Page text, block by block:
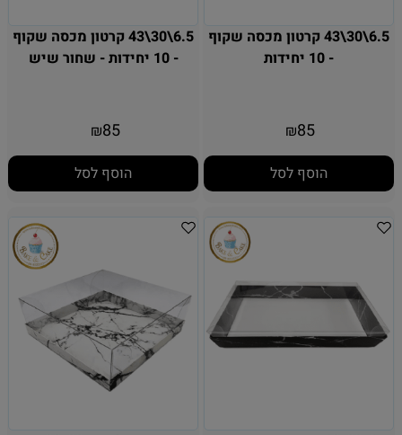
6.5\30\43 קרטון מכסה שקוף
- 10 יחידות
₪85
הוסף לסל
6.5\30\43 קרטון מכסה שקוף
- 10 יחידות - שחור שיש
₪85
הוסף לסל